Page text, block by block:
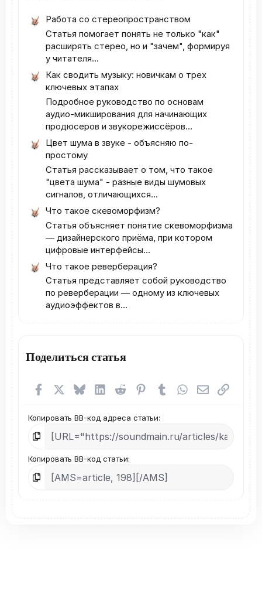
Работа со стереопространством
Статья помогает понять не только "как"
расширять стерео, но и "зачем", формируя
у читателя...
Как сводить музыку: новичкам о трех
ключевых этапах
Подробное руководство по основам
аудио-микширования для начинающих
продюсеров и звукорежиссёров...
Цвет шума в звуке - объясняю по-
простому
Статья рассказывает о том, что такое
"цвета шума" - разные виды шумовых
сигналов, отличающихся...
Что такое скевоморфизм?
Статья объясняет понятие скевоморфизма
— дизайнерского приёма, при котором
цифровые интерфейсы...
Что такое реверберация?
Статья представляет собой руководство
по реверберации — одному из ключевых
аудиоэффектов в...
Поделиться статья
FacebookX (Twitter)
BlueskyLinkedInReddit Pinterest
TumblrWhatsAppСсылка
Копировать BB-код адреса статьи
Копировать BB-код статьи